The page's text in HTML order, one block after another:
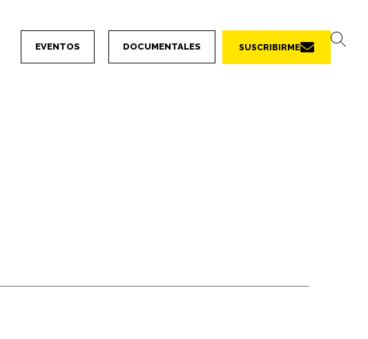
EVENTOS DOCUMENTALES SUSCRIBIRME